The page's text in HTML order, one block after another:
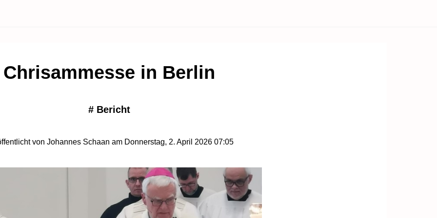
Chrisammesse in Berlin
# Bericht
von Johannes Schaan am Donnerstag, 2. April 2026 07:05